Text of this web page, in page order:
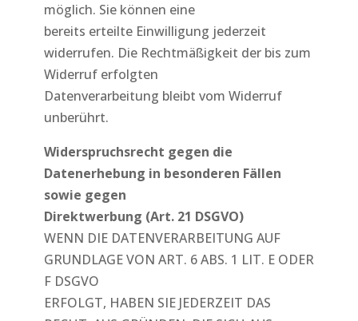
möglich. Sie können eine
bereits erteilte Einwilligung jederzeit
widerrufen. Die Rechtmäßigkeit der bis zum
Widerruf erfolgten
Datenverarbeitung bleibt vom Widerruf
unberührt.
Widerspruchsrecht gegen die
Datenerhebung in besonderen Fällen
sowie gegen
Direktwerbung (Art. 21 DSGVO)
WENN DIE DATENVERARBEITUNG AUF
GRUNDLAGE VON ART. 6 ABS. 1 LIT. E ODER
F DSGVO
ERFOLGT, HABEN SIE JEDERZEIT DAS